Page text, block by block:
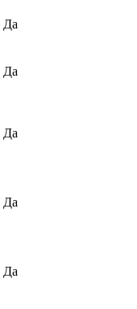
Да
Да
Да
Да
Да